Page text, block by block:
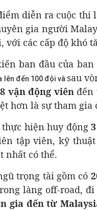
diễn ra cuộc thi
gia người
với các cấp độ khó
ban đầu của
lên đến 100 đội và sau
vận động viên đến
hơn là sự tham gia
thực hiện huy động
tập viên, kỹ
nhất có thể.
trọng tài gồm có
làng off-road,
gia đến từ